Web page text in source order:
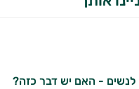
לנשים - האם יש דבר כזה?